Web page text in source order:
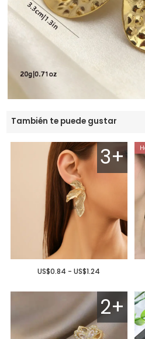
También te puede gustar
3+
US$0.84 - US$1.24
2+